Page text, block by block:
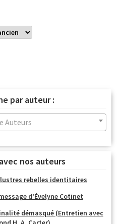
par auteur :
Auteurs
nos auteurs
rebelles identitaires
d’Évelyne Cotinet
démasqué (Entretien avec